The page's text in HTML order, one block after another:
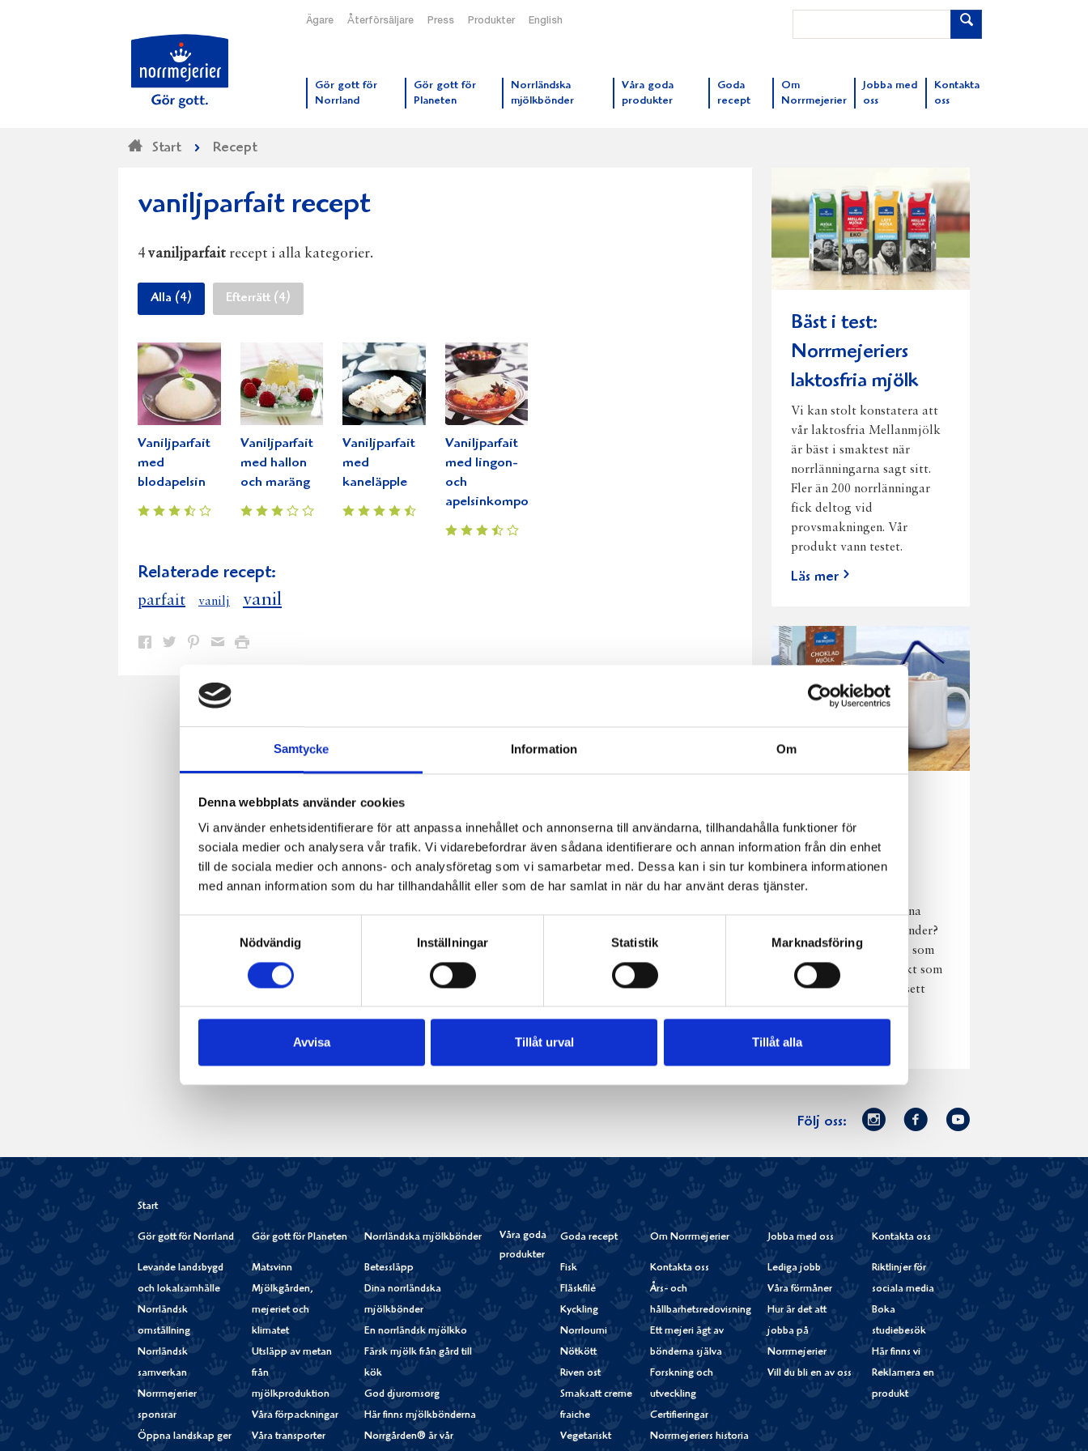
Samtycke Information Om
Denna webbplats använder cookies
Vi använder enhetsidentifierare för att anpassa innehållet och annonserna till användarna, tillhandahålla funktioner för
sociala medier och analysera vår trafik. Vi vidarebefordrar även sådana identifierare och annan information från din enhet
till de sociala medier och annons- och analysföretag som vi samarbetar med. Dessa kan i sin tur kombinera informationen
med annan information som du har tillhandahållit eller som de har samlat in när du har använt deras tjänster.
Nödvändig
Inställningar Statistik Marknadsföring
Avvisa Tillåt urval Tillåt alla
Ägare Återförsäljare Press Produkter English
Gör gott för
Norrland
Gör gott för
Planeten
Norrländska
mjölkbönder
Våra goda
produkter
Goda
recept
Om
Norrmejerier
Jobba med
oss
Kontakta
oss
Start Recept
vaniljparfait recept
4 vaniljparfait recept i alla kategorier.
Alla (4) Efterrätt (4)
Vaniljparfait
med
blodapelsin
Vaniljparfait
med hallon
och maräng
Vaniljparfait
med
kaneläpple
Vaniljparfait
med lingon-
och
apelsinkompott
Relaterade recept:
parfait vanilj vanil
Dela
Facebook
Dela
Twitter
Dela
Pinterest
Dela
e-
post
Skriv
Bäst i test:
Norrmejeriers
laktosfria mjölk
Vi kan stolt konstatera att
vår laktosfria Mellanmjölk
är bäst i smaktest när
norrlänningarna sagt sitt.
Fler än 200 norrlänningar
fick deltog vid
provsmakningen. Vår
produkt vann testet.
Läs mer
njutning i alla
väder
Har du provat
chokladmjölk från dina
norrländska mjölkbönder?
Den är lika god varm som
kall och passar perfekt som
vardagsnjutning oavsett
väder, året om.
Läs mer
Följ oss:
Norrmejerier
Instagram
Facebook
Youtube
Start
Gör gott för Norrland
Levande landsbygd
och lokalsamhälle
Norrländsk
omställning
Norrländsk
samverkan
Norrmejerier
sponsrar
Öppna landskap ger
Gör gott för Planeten
Matsvinn
Mjölkgården,
mejeriet och
klimatet
Utsläpp av metan
från
mjölkproduktion
Våra förpackningar
Våra transporter
Norrländska mjölkbönder
Betessläpp
Dina norrländska
mjölkbönder
En norrländsk mjölkko
Färsk mjölk från gård till
kök
God djuromsorg
Här finns mjölkbönderna
Norrgården® är vår
Våra goda
produkter
Goda recept
Fisk
Fläskfilé
Kyckling
Norrloumi
Nötkött
Riven ost
Smaksatt creme
fraiche
Vegetariskt
Om Norrmejerier
Kontakta oss
Års- och
hållbarhetsredovisning
Ett mejeri ägt av
bönderna själva
Forskning och
utveckling
Certifieringar
Norrmejeriers historia
Jobba med oss
Lediga jobb
Våra förmåner
Hur är det att
jobba på
Norrmejerier
Vill du bli en av oss
Kontakta oss
Riktlinjer för
sociala media
Boka
studiebesök
Här finns vi
Reklamera en
produkt